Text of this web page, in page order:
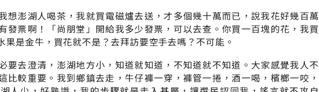
想澎湖人喝茶，我就買電磁爐去送，才多個幾十萬而已，說我花好幾百萬
發票啊！「尚朋堂」開給我多少發票，可以去查。你買一百塊的花，我買
果是金牛，買花就不是？去拜訪要空手去嗎？不可能。
要去澄清，澎湖地方小，知道就知道，不知道就不知道。大家感覺我人不
比較重要。我到鄉鎮去走，牛仔褲一穿，褲管一捲，酒一喝，檳榔一咬，